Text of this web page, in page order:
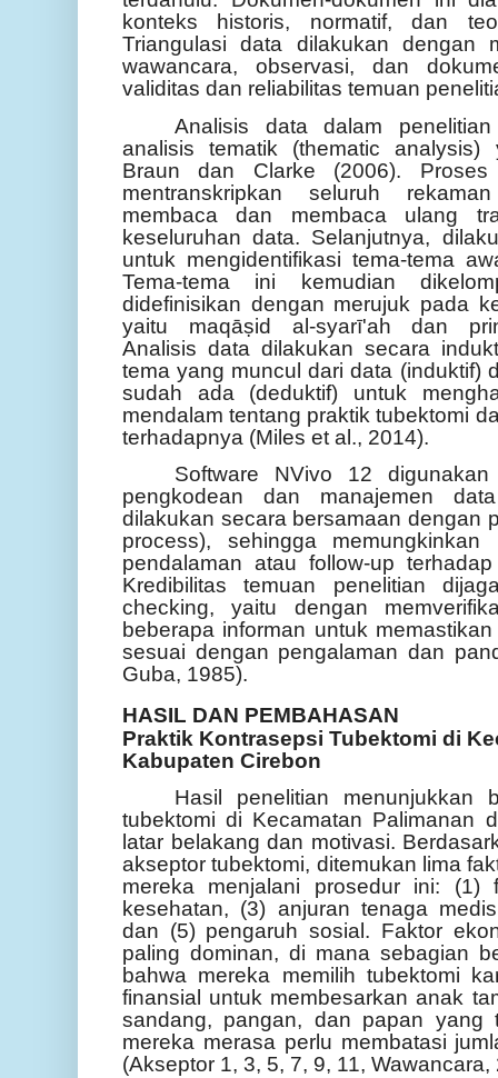
konteks historis, normatif, dan
Triangulasi data dilakukan dengan
wawancara, observasi, dan
validitas dan reliabilitas temuan
Analisis data dalam
analisis tematik (thematic analysis)
Braun dan Clarke (2006).
mentranskripkan seluruh
membaca dan membaca ulang
keseluruhan data. Selanjutnya,
untuk mengidentifikasi tema-tema
Tema-tema ini kemudian
didefinisikan dengan merujuk pada
yaitu maqāṣid al-syarī'ah dan
Analisis data dilakukan secara
tema yang muncul dari data (induktif)
sudah ada (deduktif) untuk
mendalam tentang praktik tubektomi
terhadapnya (Miles et al., 2014).
Software NVivo 12
pengkodean dan manajemen
dilakukan secara bersamaan dengan
process), sehingga
pendalaman atau follow-up
Kredibilitas temuan penelitian
checking, yaitu dengan
beberapa informan untuk
sesuai dengan pengalaman dan
Guba, 1985).
HASIL DAN PEMBAHASAN
Praktik Kontrasepsi Tubektomi di
Kabupaten Cirebon
Hasil penelitian menunjukkan
tubektomi di Kecamatan Palimanan
latar belakang dan motivasi.
akseptor tubektomi, ditemukan lima
mereka menjalani prosedur ini: (1)
kesehatan, (3) anjuran tenaga
dan (5) pengaruh sosial. Faktor
paling dominan, di mana sebagian
bahwa mereka memilih tubektomi
finansial untuk membesarkan anak
sandang, pangan, dan papan yang
mereka merasa perlu membatasi
(Akseptor 1, 3, 5, 7, 9, 11, Wawancara,